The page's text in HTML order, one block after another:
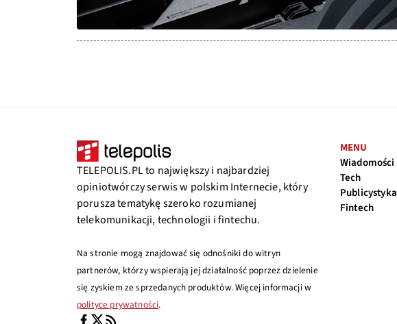
TELEPOLIS.PL to największy i najbardziej
opiniotwórczy serwis w polskim Internecie, który
porusza tematykę szeroko rozumianej
telekomunikacji, technologii i fintechu.
Na stronie mogą znajdować się odnośniki do witryn
partnerów, którzy wspierają jej działalność poprzez dzielenie
się zyskiem ze sprzedanych produktów. Więcej informacji w
polityce prywatności.
MENU
Wiadomości
Tech
Publicystyka
Fintech